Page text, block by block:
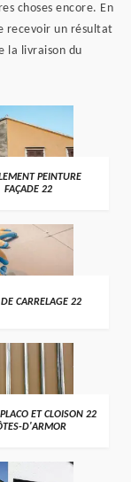
choses encore. En
recevoir un résultat
la livraison du
PEINTURE
FAÇADE 22
CARRELAGE 22
ET CLOISON 22
D'ARMOR